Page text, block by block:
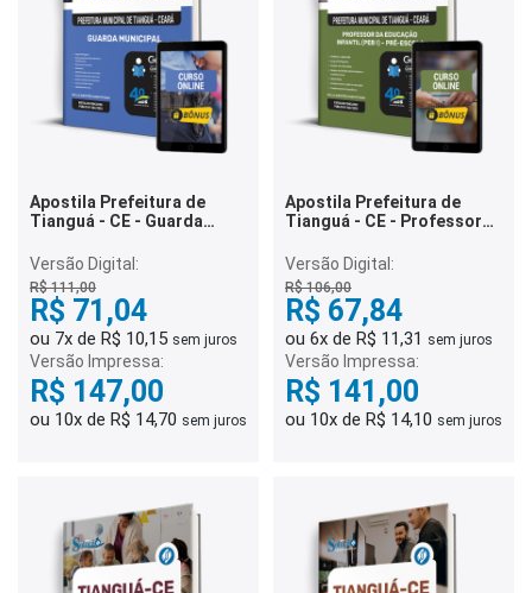
Apostila Prefeitura de
Tianguá - CE - Guarda
Versão Digital:
R$ 111,00
R$ 71,04
ou 7x de R$ 10,15 sem juros
Versão Impressa:
R$ 147,00
ou 10x de R$ 14,70 sem juros
Apostila Prefeitura de
Tianguá - CE - Professor
- Pré-Escola
Versão Digital:
R$ 106,00
R$ 67,84
ou 6x de R$ 11,31 sem juros
Versão Impressa:
R$ 141,00
ou 10x de R$ 14,10 sem juros